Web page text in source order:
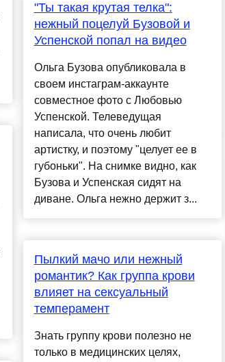
"Ты такая крутая телка":
нежный поцелуй Бузовой и
Успенской попал на видео
Ольга Бузова опубликовала в
своем инстаграм-аккаунте
совместное фото с Любовью
Успенской. Телеведущая
написала, что очень любит
артистку, и поэтому "целует ее в
губоньки". На снимке видно, как
Бузова и Успенская сидят на
диване. Ольга нежно держит з...
Пылкий мачо или нежный
романтик? Как группа крови
влияет на сексуальный
темперамент
Знать группу крови полезно не
только в медицинских целях,